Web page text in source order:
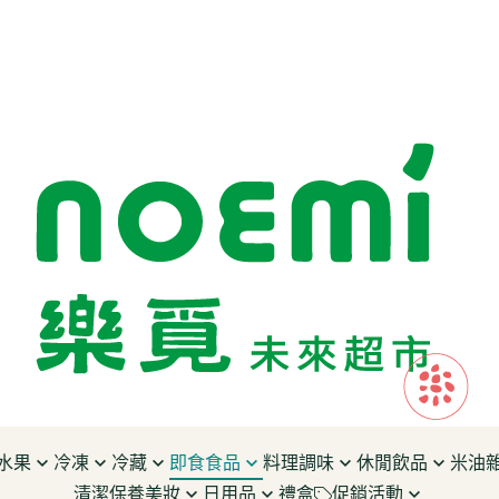
果 冷凍 冷藏 即食食品 料理調味 休閒飲品
米油
清潔保養美妝
日用品 禮盒 促銷活動